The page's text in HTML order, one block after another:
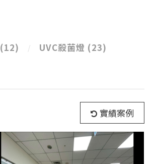
(12) UVC殺菌燈 (23)
實績案例